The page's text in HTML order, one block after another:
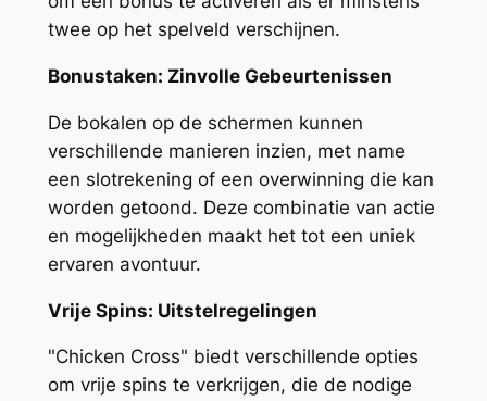
twee op het spelveld verschijnen.
Bonustaken: Zinvolle Gebeurtenissen
De bokalen op de schermen kunnen
verschillende manieren inzien, met name
een slotrekening of een overwinning die kan
worden getoond. Deze combinatie van actie
en mogelijkheden maakt het tot een uniek
ervaren avontuur.
Vrije Spins: Uitstelregelingen
"Chicken Cross" biedt verschillende opties
om vrije spins te verkrijgen, die de nodige